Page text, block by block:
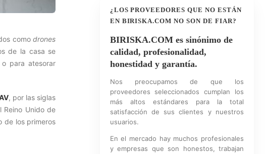
comodrones
de la casa se
para atesorar
, por las siglas
Unido de
de los primeros
¿LOS PROVEEDORES QUE NO ESTÁN
EN BIRISKA.COM NO SON DE FIAR?
BIRISKA.COM es sinónimo de
calidad, profesionalidad,
honestidad y garantía.
Nos preocupamos de que los
proveedores seleccionados cumplan los
más altos estándares para la total
satisfacción de sus clientes y nuestros
usuarios.
En el mercado hay muchos profesionales
y empresas que son honestos, trabajan